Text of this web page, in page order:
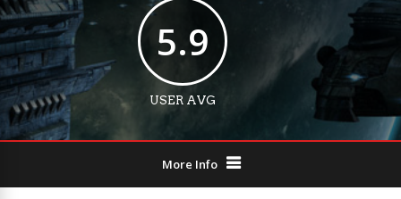
5.9
USER AVG
More Info